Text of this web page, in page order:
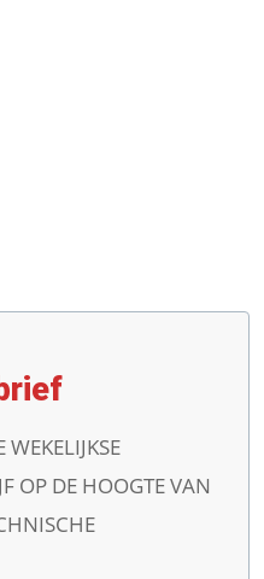
OP DE HOOGTE VAN